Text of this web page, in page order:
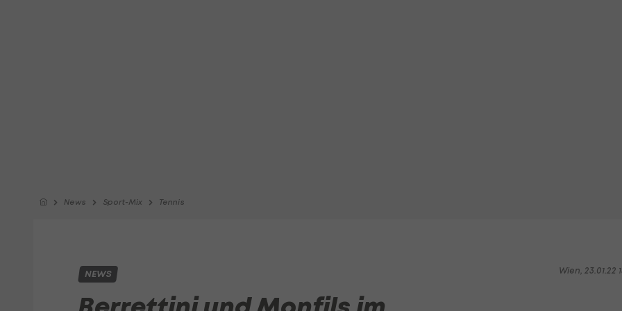
News Sport-Mix Tennis
Wien, 23.01.22
NEWS